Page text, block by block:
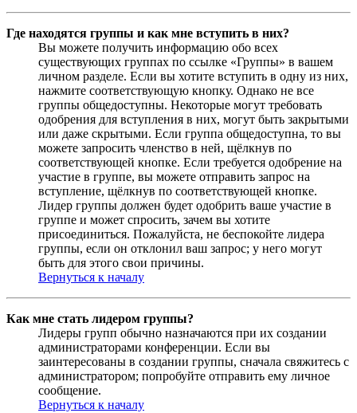
Где находятся группы и как мне вступить в них?
Вы можете получить информацию обо всех
существующих группах по ссылке «Группы» в вашем
личном разделе. Если вы хотите вступить в одну из них,
нажмите соответствующую кнопку. Однако не все
группы общедоступны. Некоторые могут требовать
одобрения для вступления в них, могут быть закрытыми
или даже скрытыми. Если группа общедоступна, то вы
можете запросить членство в ней, щёлкнув по
соответствующей кнопке. Если требуется одобрение на
участие в группе, вы можете отправить запрос на
вступление, щёлкнув по соответствующей кнопке.
Лидер группы должен будет одобрить ваше участие в
группе и может спросить, зачем вы хотите
присоединиться. Пожалуйста, не беспокойте лидера
группы, если он отклонил ваш запрос; у него могут
быть для этого свои причины.
Вернуться к началу
Как мне стать лидером группы?
Лидеры групп обычно назначаются при их создании
администраторами конференции. Если вы
заинтересованы в создании группы, сначала свяжитесь с
администратором; попробуйте отправить ему личное
сообщение.
Вернуться к началу